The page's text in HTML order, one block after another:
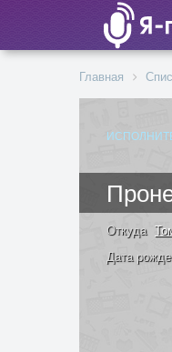
Главная
Откуда
Дата